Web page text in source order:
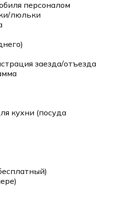
персоналом
люльки
заезда/отъезда
кухни (посуда